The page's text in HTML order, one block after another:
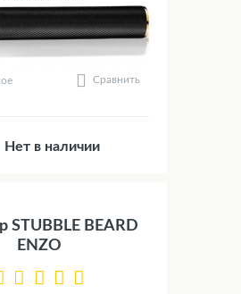
Сравнить
Нет в наличии
STUBBLE BEARD
ENZO